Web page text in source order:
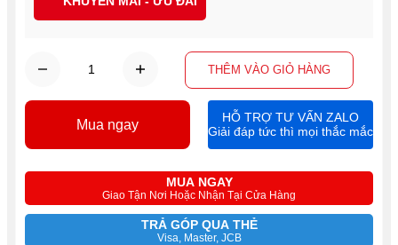
THÊM VÀO GIỎ HÀNG
MUA NGAY
Giao Tận Nơi Hoặc Nhận Tại Cửa Hàng
TRẢ GÓP QUA THẺ
Visa, Master, JCB
Mua ngay
HỖ TRỢ TƯ VẤN ZALO
Giải đáp tức thì mọi thắc mắc